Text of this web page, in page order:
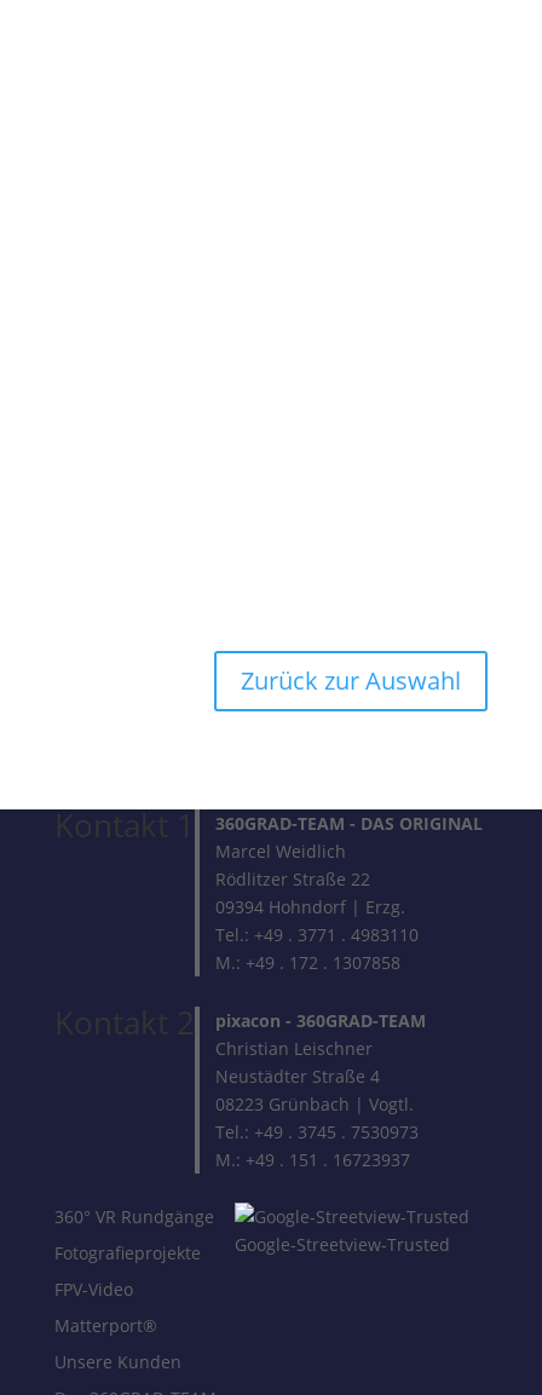
Zurück zur Auswahl
Kontakt 1 360GRAD-TEAM - DAS ORIGINAL
Marcel Weidlich
Rödlitzer Straße 22
09394 Hohndorf | Erzg.
Tel.: +49 . 3771 . 4983110
M.: +49 . 172 . 1307858
Kontakt 2 pixacon - 360GRAD-TEAM
Christian Leischner
Neustädter Straße 4
08223 Grünbach | Vogtl.
Tel.: +49 . 3745 . 7530973
M.: +49 . 151 . 16723937
360° VR Rundgänge
Fotografieprojekte
FPV-Video
Matterport®
Unsere Kunden
Google-Streetview-Trusted